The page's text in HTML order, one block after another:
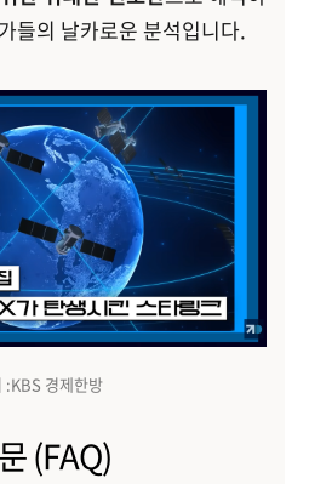
들의 날카로운 분석입니다.
:KBS 경제한방
(FAQ)